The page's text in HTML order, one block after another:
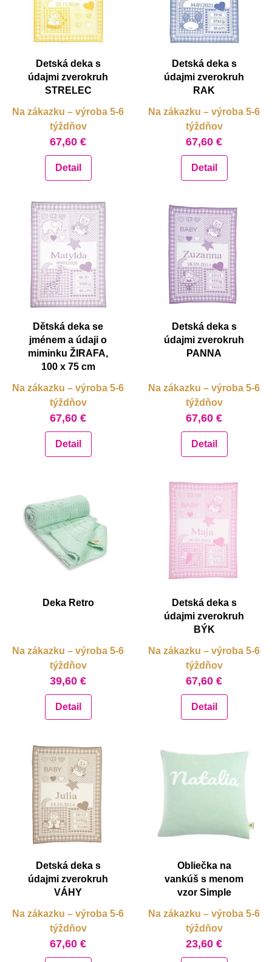
Detská deka s
údajmi zverokruh
STRELEC
Na zákazku – výroba 5-6
týždňov
67,60 €
Detail
Detská deka s
údajmi zverokruh
RAK
Na zákazku – výroba 5-6
týždňov
67,60 €
Detail
Dětská deka se
jménem a údaji o
miminku ŽIRAFA,
100 x 75 cm
Na zákazku – výroba 5-6
týždňov
67,60 €
Detail
Detská deka s
údajmi zverokruh
PANNA
Na zákazku – výroba 5-6
týždňov
67,60 €
Detail
Deka Retro
Na zákazku – výroba 5-6
týždňov
39,60 €
Detail
Detská deka s
údajmi zverokruh
BÝK
Na zákazku – výroba 5-6
týždňov
67,60 €
Detail
Detská deka s
údajmi zverokruh
VÁHY
Na zákazku – výroba 5-6
týždňov
67,60 €
Obliečka na
vankúš s menom
vzor Simple
Na zákazku – výroba 5-6
týždňov
23,60 €